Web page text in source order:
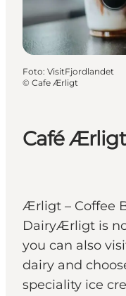
Café Ærligt
Ærligt – Coffee
DairyÆrligt is
you can also
dairy and
speciality ice
Foto: VisitFjordlandet
© Cafe Ærligt